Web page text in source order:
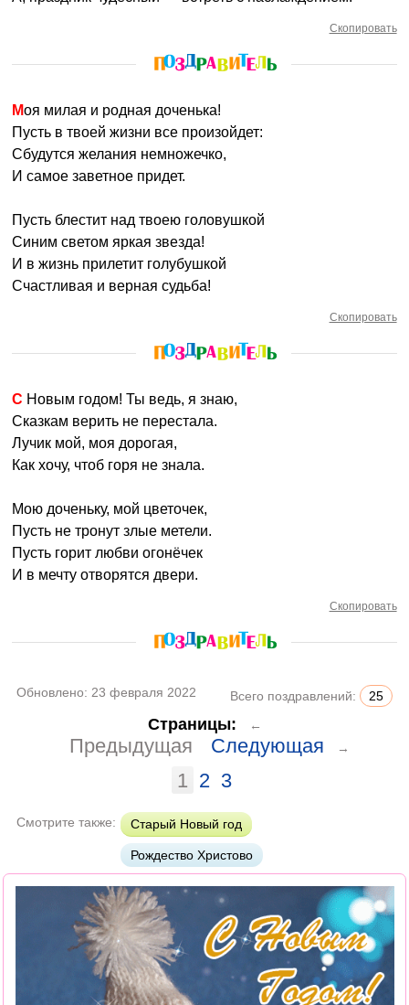
Скопировать
Моя милая и родная доченька!
Пусть в твоей жизни все произойдет:
Сбудутся желания немножечко,
И самое заветное придет.
Пусть блестит над твоею головушкой
Синим светом яркая звезда!
И в жизнь прилетит голубушкой
Счастливая и верная судьба!
Скопировать
С Новым годом! Ты ведь, я знаю,
Сказкам верить не перестала.
Лучик мой, моя дорогая,
Как хочу, чтоб горя не знала.
Мою доченьку, мой цветочек,
Пусть не тронут злые метели.
Пусть горит любви огонёчек
И в мечту отворятся двери.
Скопировать
Обновлено: 23 февраля 2022 Всего поздравлений: 25
Страницы: ←
Предыдущая Следующая →
1 2 3
Смотрите также: Старый Новый год
Рождество Христово